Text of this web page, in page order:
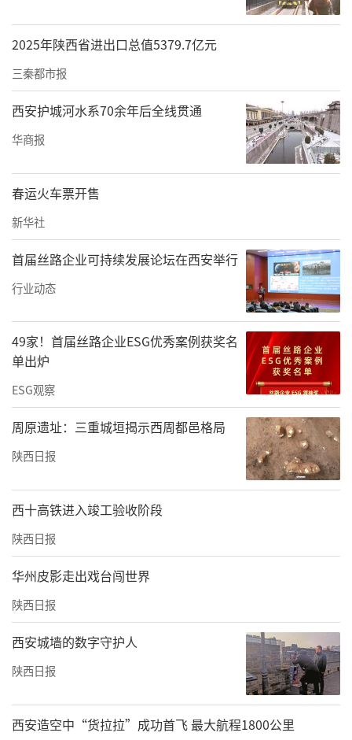
2025年陕西省进出口总值5379.7亿元
三秦都市报
西安护城河水系70余年后全线贯通
华商报
春运火车票开售
新华社
首届丝路企业可持续发展论坛在西安举行
行业动态
49家！首届丝路企业ESG优秀案例获奖名
单出炉
ESG观察
周原遗址：三重城垣揭示西周都邑格局
陕西日报
西十高铁进入竣工验收阶段
陕西日报
华州皮影走出戏台闯世界
陕西日报
西安城墙的数字守护人
陕西日报
西安造空中“货拉拉”成功首飞 最大航程1800公里